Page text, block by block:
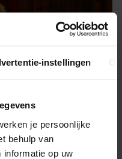
instellingen
je persoonlijke
behulp van
informatie op uw